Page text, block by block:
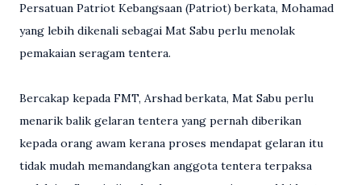
Persatuan Patriot Kebangsaan (Patriot) berkata, Mohamad
yang lebih dikenali sebagai Mat Sabu perlu menolak
pemakaian seragam tentera.
Bercakap kepada FMT, Arshad berkata, Mat Sabu perlu
menarik balik gelaran tentera yang pernah diberikan
kepada orang awam kerana proses mendapat gelaran itu
tidak mudah memandangkan anggota tentera terpaksa